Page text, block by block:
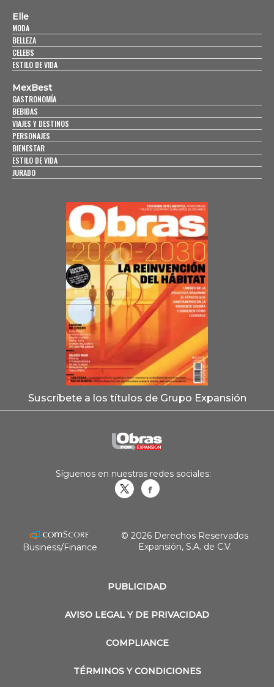
Elle
MODA
BELLEZA
CELEBS
ESTILO DE VIDA
MexBest
GASTRONOMÍA
BEBIDAS
VIAJES Y DESTINOS
PERSONAJES
BIENESTAR
ESTILO DE VIDA
JURADO
Suscríbete a los títulos de Grupo Expansión
PUBLICIDAD
AVISO LEGAL Y DE PRIVACIDAD
COMPLIANCE
TÉRMINOS Y CONDICIONES
Síguenos en nuestras redes sociales:
Business/Finance
© 2026 Derechos Reservados
Expansión, S.A. de C.V.